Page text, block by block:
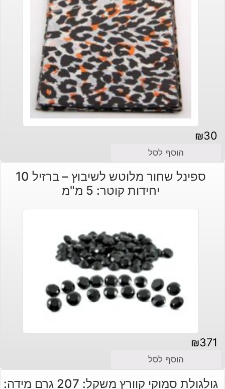
₪30
הוסף לסל
ספינל שחור מלוטש לשיבוץ – ברזיל 10
יחידות קוטר: 5 מ"מ
₪371
הוסף לסל
גולגולת סמוקי קוורץ משקל: 207 גרם מידה: